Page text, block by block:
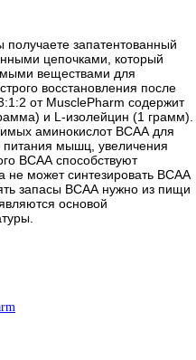
запатентованный
цепочками, который
веществами для
восстановления после
от MusclePharm содержит
и L-изолейцин (1 грамм).
аминокислот ВСАА для
мышц, увеличения
ВСАА способствуют
не может синтезировать ВСАА
запасы ВСАА нужно из пищи
основой